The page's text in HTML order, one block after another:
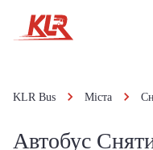
KLR Bus Міста
Автобус